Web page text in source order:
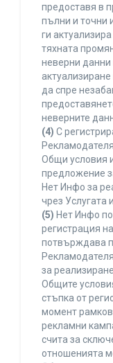
предоставя в
пълни и точни
ги
тяхната
неверни
да спре
неверните
(4) С
Общи условия
предложение
Нет Инфо за
чрез Услугата
(5) Нет Инфо
регистрация
потвърждава
за
Общите
стъпка от
момент
рекламни
счита за
отношенията